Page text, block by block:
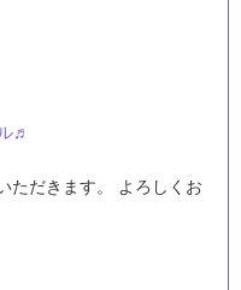
♬
ただきます。 よろしくお